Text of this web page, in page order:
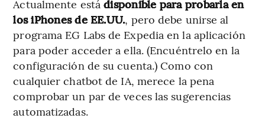
Actualmente estádisponible para probarla en
los iPhones de EE.UU., pero debe unirse al
programa EG Labs de Expedia en la aplicación
para poder acceder a ella. (Encuéntrelo en la
configuración de su cuenta.) Como con
cualquier chatbot de IA, merece la pena
comprobar un par de veces las sugerencias
automatizadas.